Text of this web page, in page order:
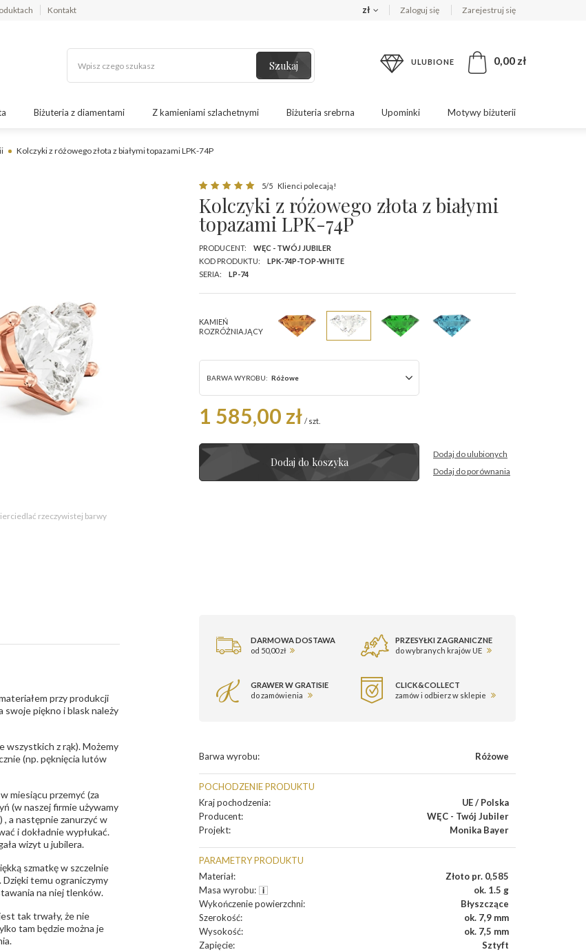
Kontakt zł Zaloguj się Zarejestruj się
Szukaj ULUBIONE 0,00 zł
Biżuteria z diamentami Z kamieniami szlachetnymi Biżuteria srebrna Upominki Motywy biżuterii
Kolczyki z różowego złota z białymi topazami LPK-74P
rzeczywistej barwy
5/5 Klienci polecają!
Kolczyki z różowego złota z białymi
topazami LPK-74P
PRODUCENT:
WĘC - TWÓJ JUBILER
KOD PRODUKTU:
LPK-74P-TOP-WHITE
SERIA:
LP-74
KAMIEŃ
ROZRÓŻNIAJĄCY
BARWA WYROBU: Różowe
1 585,00 zł / szt.
Dodaj do koszyka
Dodaj do ulubionych
Dodaj do porównania
DARMOWA DOSTAWA
od 50,00 zł
PRZESYŁKI ZAGRANICZNE
do wybranych krajów UE
GRAWER W GRATISIE
do zamówienia
CLICK&COLLECT
zamów i odbierz w sklepie
Barwa wyrobu: Różowe
POCHODZENIE PRODUKTU
Kraj pochodzenia:
UE / Polska
Producent:
WĘC - Twój Jubiler
Projekt: Monika Bayer
PARAMETRY PRODUKTU
Materiał:
Złoto pr. 0,585
Masa wyrobu:
ok. 1.5 g
Wykończenie powierzchni:
Błyszczące
Szerokość:
ok. 7,9 mm
Wysokość:
ok. 7,5 mm
Zapięcie: Sztyft
przy produkcji
swoje piękno i blask należy
wszystkich z rąk). Możemy
(np. pęknięcia lutów
miesiącu przemyć (za
(w naszej firmie używamy
, a następnie zanurzyć w
i dokładnie wypłukać.
wizyt u jubilera.
szmatkę w szczelnie
temu ograniczymy
na niej tlenków.
tak trwały, że nie
tam będzie można je